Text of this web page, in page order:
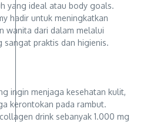
yang ideal atau body goals.
hadir untuk meningkatkan
wanita dari dalam melalui
sangat praktis dan higienis.
ingin menjaga kesehatan kulit,
kerontokan pada rambut.
drink sebanyak 1.000 mg